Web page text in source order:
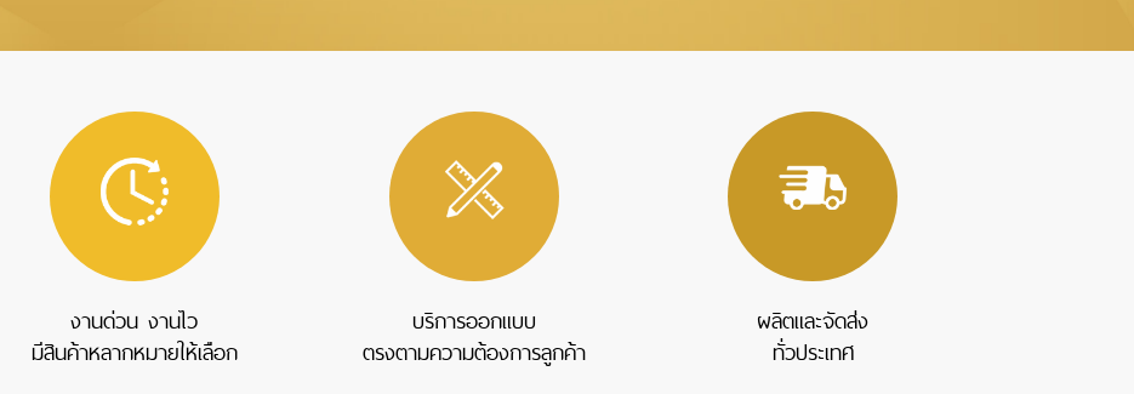
ลหะ / พวงกุญแจที่เปิด
พลาสติก / พวงกุญแจที่
น
งานด่วน งานไว
มีสินค้าหลากหมายให้เลือก
บริการออกแบบ
ตรงตามความต้องการลูกค้า
ผลิตและจัดส่ง
ทั่วประเทศ